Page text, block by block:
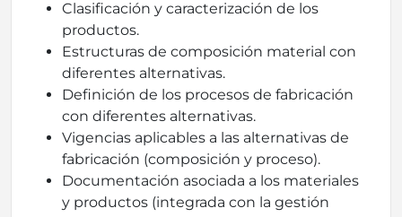
Clasificación y caracterización de los
productos.
Estructuras de composición material con
diferentes alternativas.
Definición de los procesos de fabricación
con diferentes alternativas.
Vigencias aplicables a las alternativas de
fabricación (composición y proceso).
Documentación asociada a los materiales
y productos (integrada con la gestión